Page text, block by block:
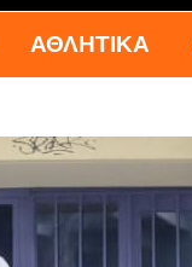
ΑΘΛΗΤΙΚΑ